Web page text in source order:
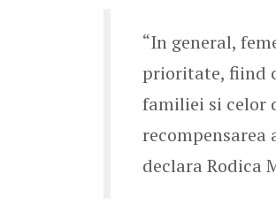
“In general,
prioritate, fiind
familiei si celor
declara Rodica